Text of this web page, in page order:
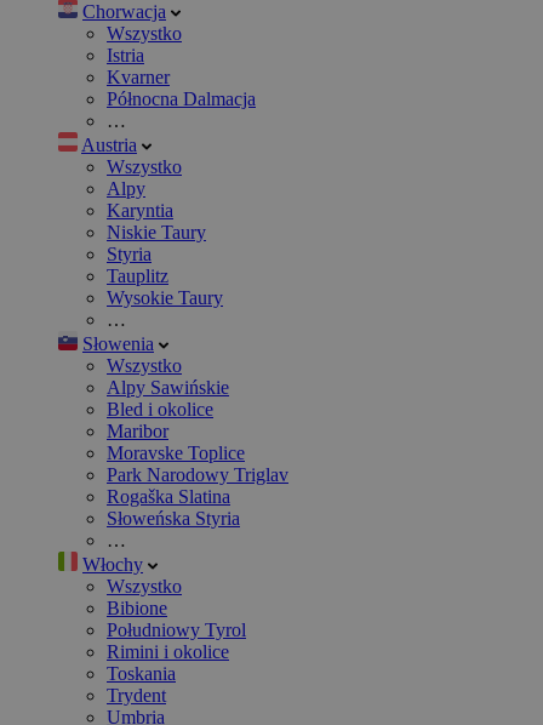
Chorwacja
Wszystko
Istria
Kvarner
Północna Dalmacja
…
Austria
Wszystko
Alpy
Karyntia
Niskie Taury
Styria
Tauplitz
Wysokie Taury
…
Słowenia
Wszystko
Alpy Sawińskie
Bled i okolice
Maribor
Moravske Toplice
Park Narodowy Triglav
Rogaška Slatina
Słoweńska Styria
…
Włochy
Wszystko
Bibione
Południowy Tyrol
Rimini i okolice
Toskania
Trydent
Umbria